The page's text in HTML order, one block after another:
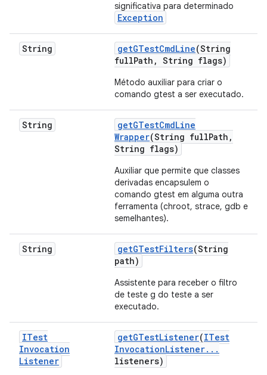
significativa para determinado
Exception
String getGTestCmdLine(String
fullPath , String flags)
Método auxiliar para criar o
comando gtest a ser executado.
String getGTestCmdLine
Wrapper(String fullPath ,
String flags)
Auxiliar que permite que classes
derivadas encapsulem o
comando gtest em alguma outra
ferramenta (chroot, strace, gdb e
semelhantes).
String getGTestFilters(String
path)
Assistente para receber o filtro
de teste g do teste a ser
executado.
ITest
Invocation
Listener
getGTestListener(ITest
InvocationListener. . .
listeners)